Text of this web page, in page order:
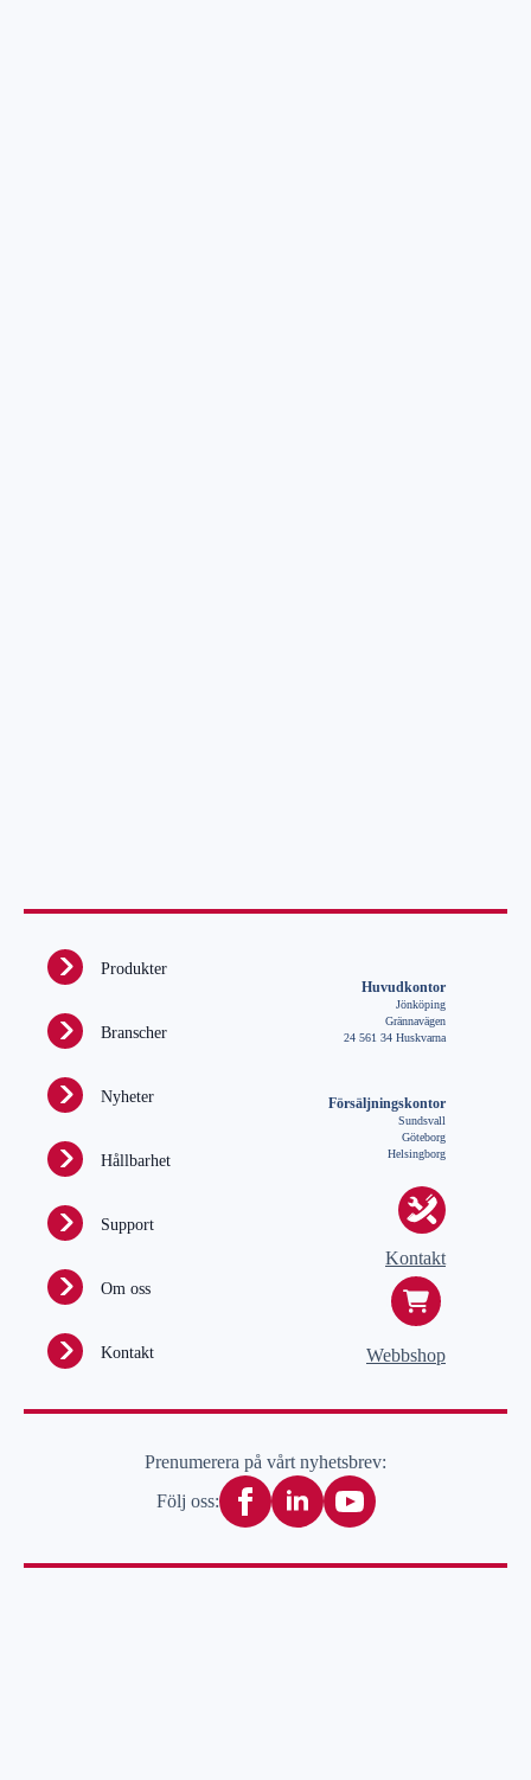
Produkter
Branscher
Nyheter
Hållbarhet
Support
Om oss
Kontakt
Huvudkontor
Jönköping
Grännavägen
24 561 34 Huskvarna
Försäljningskontor
Sundsvall
Göteborg
Helsingborg
Kontakt
Webbshop
Prenumerera på vårt nyhetsbrev:
Följ oss: